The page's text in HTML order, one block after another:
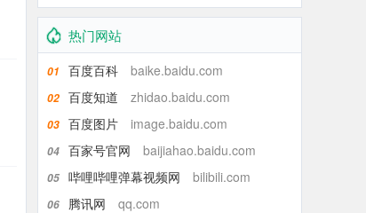
热门网站
01 百度百科 baike.baidu.com
02 百度知道 zhidao.baidu.com
03 百度图片 image.baidu.com
04 百家号官网 baijiahao.baidu.com
05 哔哩哔哩弹幕视频网 bilibili.com
06 腾讯网 qq.com